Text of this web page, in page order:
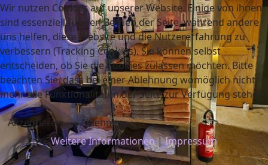
Wir nutzen Cookies auf unserer Website. Einige von ihnen
sind essenziell für den Betrieb der Seite, während andere
uns helfen, diese Website und die Nutzererfahrung zu
verbessern (Tracking Cookies). Sie können selbst
entscheiden, ob Sie die Cookies zulassen möchten. Bitte
beachten Sie, dass bei einer Ablehnung womöglich nicht
mehr alle Funktionalitäten der Seite zur Verfügung stehen.
Akzeptieren
Ablehnen
Weitere Informationen|Impressum